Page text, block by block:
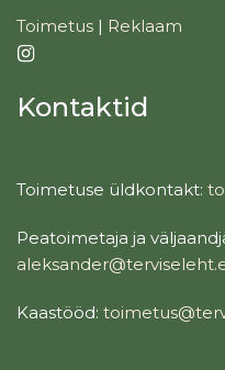
Toimetus | Reklaam
Kontaktid
Toimetuse üldkontakt:
Peatoimetaja ja
Kaastööd: